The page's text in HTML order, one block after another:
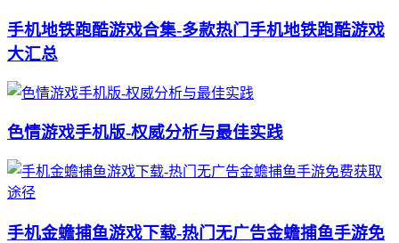
手机地铁跑酷游戏合集-多款热门手机地铁跑酷游戏
大汇总
色情游戏手机版-权威分析与最佳实践
手机金蟾捕鱼游戏下载-热门无广告金蟾捕鱼手游免